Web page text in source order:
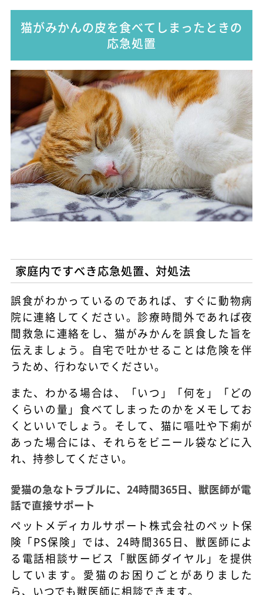
猫がみかんの皮を食べてしまったときの
応急処置
家庭内ですべき応急処置、対処法
誤食がわかっているのであれば、すぐに動物病
院に連絡してください。診療時間外であれば夜
間救急に連絡をし、猫がみかんを誤食した旨を
伝えましょう。自宅で吐かせることは危険を伴
うため、行わないでください。
また、わかる場合は、「いつ」「何を」「どの
くらいの量」食べてしまったのかをメモしてお
くといいでしょう。そして、猫に嘔吐や下痢が
あった場合には、それらをビニール袋などに入
れ、持参してください。
愛猫の急なトラブルに、24時間365日、獣医師が電
話で直接サポート
ペットメディカルサポート株式会社のペット保
険「PS保険」では、24時間365日、獣医師によ
る電話相談サービス「獣医師ダイヤル」を提供
しています。愛猫のお困りごとがありました
ら、いつでも獣医師に相談できます。